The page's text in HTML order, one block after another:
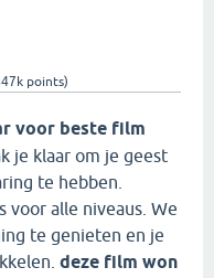
points)
voor beste film
je klaar om je geest
te hebben.
voor alle niveaus. We
te genieten en je
deze film won